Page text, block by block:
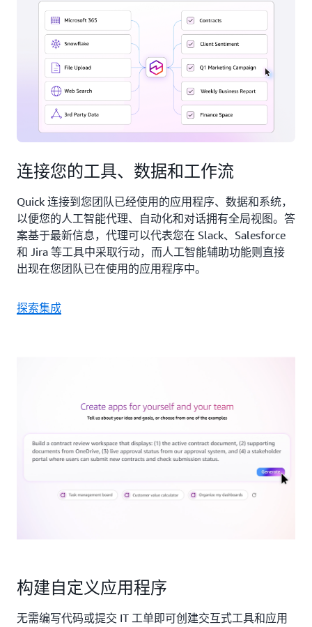
试
Quick
Quick
连接您的工具、数据和工作流
Quick 连接到您团队已经使用的应用程序、数据和系统，
以便您的人工智能代理、自动化和对话拥有全局视图。答
案基于最新信息，代理可以代表您在 Slack、Salesforce
和 Jira 等工具中采取行动，而人工智能辅助功能则直接
出现在您团队已在使用的应用程序中。
探索集成
构建自定义应用程序
无需编写代码或提交 IT 工单即可创建交互式工具和应用